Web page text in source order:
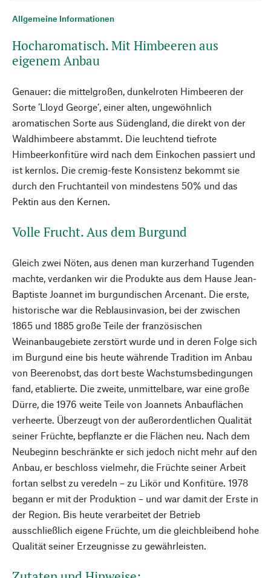
Allgemeine Informationen
Hocharomatisch. Mit Himbeeren aus
eigenem Anbau
Genauer: die mittelgroßen, dunkelroten Himbeeren der
Sorte ’Lloyd George‘, einer alten, ungewöhnlich
aromatischen Sorte aus Südengland, die direkt von der
Waldhimbeere abstammt. Die leuchtend tiefrote
Himbeerkonfitüre wird nach dem Einkochen passiert und
ist kernlos. Die cremig-feste Konsistenz bekommt sie
durch den Fruchtanteil von mindestens 50% und das
Pektin aus den Kernen.
Volle Frucht. Aus dem Burgund
Gleich zwei Nöten, aus denen man kurzerhand Tugenden
machte, verdanken wir die Produkte aus dem Hause Jean-
Baptiste Joannet im burgundischen Arcenant. Die erste,
historische war die Reblausinvasion, bei der zwischen
1865 und 1885 große Teile der französischen
Weinanbaugebiete zerstört wurde und in deren Folge sich
im Burgund eine bis heute währende Tradition im Anbau
von Beerenobst, das dort beste Wachstumsbedingungen
fand, etablierte. Die zweite, unmittelbare, war eine große
Dürre, die 1976 weite Teile von Joannets Anbauflächen
verheerte. Überzeugt von der außerordentlichen Qualität
seiner Früchte, bepflanzte er die Flächen neu. Nach dem
Neubeginn beschränkte er sich jedoch nicht mehr auf den
Anbau, er beschloss vielmehr, die Früchte seiner Arbeit
fortan selbst zu veredeln – zu Likör und Konfitüre. 1978
begann er mit der Produktion – und war damit der Erste in
der Region. Bis heute verarbeitet der Betrieb
ausschließlich eigene Früchte, um die gleichbleibend hohe
Qualität seiner Erzeugnisse zu gewährleisten.